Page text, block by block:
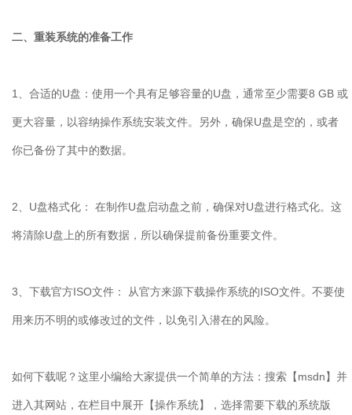
二、重装系统的准备工作
1、合适的U盘：使用一个具有足够容量的U盘，通常至少需要8 GB 或
更大容量，以容纳操作系统安装文件。另外，确保U盘是空的，或者
你已备份了其中的数据。
2、 U盘格式化： 在制作U盘启动盘之前，确保对U盘进行格式化。这
将清除U盘上的所有数据，所以确保提前备份重要文件。
3、下载官方ISO文件： 从官方来源下载操作系统的ISO文件。不要使
用来历不明的或修改过的文件，以免引入潜在的风险。
如何下载呢？这里小编给大家提供一个简单的方法：搜索【msdn】并
进入其网站，在栏目中展开【操作系统】，选择需要下载的系统版